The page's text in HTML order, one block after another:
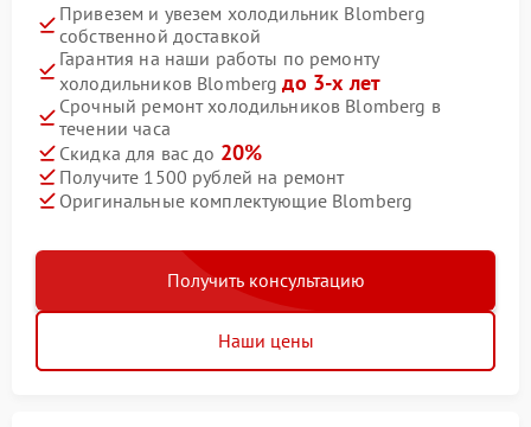
Привезем и увезем холодильник Blomberg
собственной доставкой
Гарантия на наши работы по ремонту
холодильников Blombergдо 3-х лет
Срочный ремонт холодильников Blomberg в
течении часа
Скидка для вас до 20%
Получите 1500 рублей на ремонт
Оригинальные комплектующие Blomberg
Получить консультацию
Наши цены